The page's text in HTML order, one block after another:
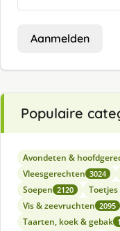
Aanmelden
Populaire
Avondeten &
Vleesgerechten 3024
Soepen 2120
Vis & zeevruchten 2095
Taarten, koek & gebak